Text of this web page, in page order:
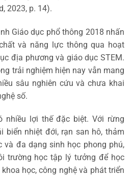
2023, p. 14).
Giáo dục phổ thông 2018 nhấn
và năng lực thông qua hoạt
địa phương và giáo dục STEM.
trải nghiệm hiện nay vẫn mang
sâu nghiên cứu và chưa khai
số.
nhiều lợi thế đặc biệt. Với rừng
biển nhiệt đới, rạn san hô, thảm
và đa dạng sinh học phong phú,
trường học tập lý tưởng để học
học, công nghệ và phát triển